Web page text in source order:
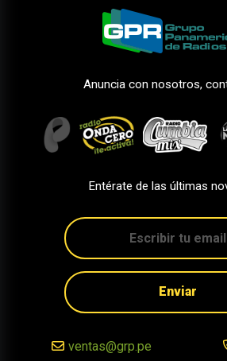
Anuncia con nosotros,
Entérate de las últimas
Enviar
ventas@grp.pe